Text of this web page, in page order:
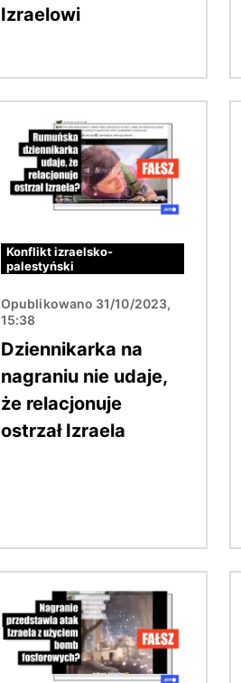
Izraelowi
Konflikt izraelsko-
palestyński
Opublikowano 31/10/2023,
15:38
Dziennikarka na
nagraniu nie udaje,
że relacjonuje
ostrzał Izraela